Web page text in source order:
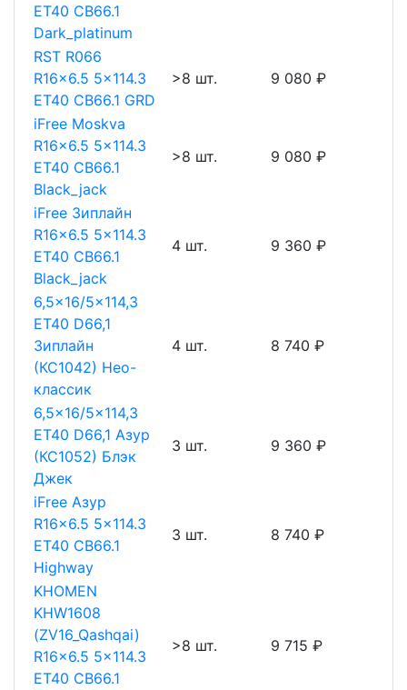
ET40 CB66.1
Dark_platinum
RST R066
R16x6.5 5x114.3
ET40 CB66.1 GRD
>8 шт. 9 080 ₽
iFree Moskva
R16x6.5 5x114.3
ET40 CB66.1
Black_jack
>8 шт. 9 080 ₽
iFree Зиплайн
R16x6.5 5x114.3
ET40 CB66.1
Black_jack
4 шт. 9 360 ₽
6,5x16/5x114,3
ET40 D66,1
Зиплайн
(КС1042) Нео-
классик
4 шт. 8 740 ₽
6,5x16/5x114,3
ET40 D66,1 Азур
(КС1052) Блэк
Джек
3 шт. 9 360 ₽
iFree Азур
R16x6.5 5x114.3
ET40 CB66.1
Highway
3 шт. 8 740 ₽
KHOMEN
KHW1608
(ZV16_Qashqai)
R16x6.5 5x114.3
ET40 CB66.1
>8 шт. 9 715 ₽